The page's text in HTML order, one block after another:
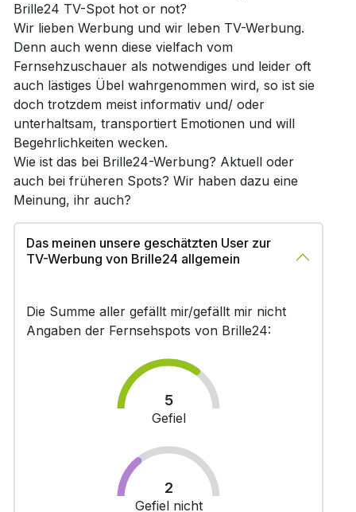
Brille24 TV-Spot hot or not?
Wir lieben Werbung und wir leben TV-Werbung.
Denn auch wenn diese vielfach vom
Fernsehzuschauer als notwendiges und leider oft
auch lästiges Übel wahrgenommen wird, so ist sie
doch trotzdem meist informativ und/ oder
unterhaltsam, transportiert Emotionen und will
Begehrlichkeiten wecken.
Wie ist das bei Brille24-Werbung? Aktuell oder
auch bei früheren Spots? Wir haben dazu eine
Meinung, ihr auch?
Das meinen unsere geschätzten User zur
TV-Werbung von Brille24 allgemein
Die Summe aller gefällt mir/gefällt mir nicht
Angaben der Fernsehspots von Brille24:
5
Gefiel
2
Gefiel nicht